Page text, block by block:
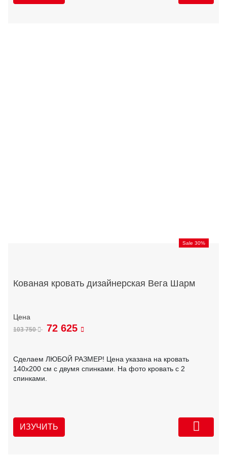
Sale 30%
Кованая кровать дизайнерская Вега Шарм
103 750 72 625
Сделаем ЛЮБОЙ РАЗМЕР! Цена указана на кровать
140х200 см с двумя спинками. На фото кровать с 2
спинками.
ИЗУЧИТЬ